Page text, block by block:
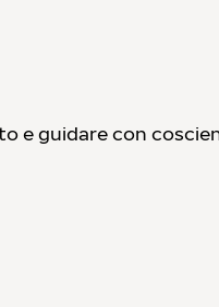
e guidare con